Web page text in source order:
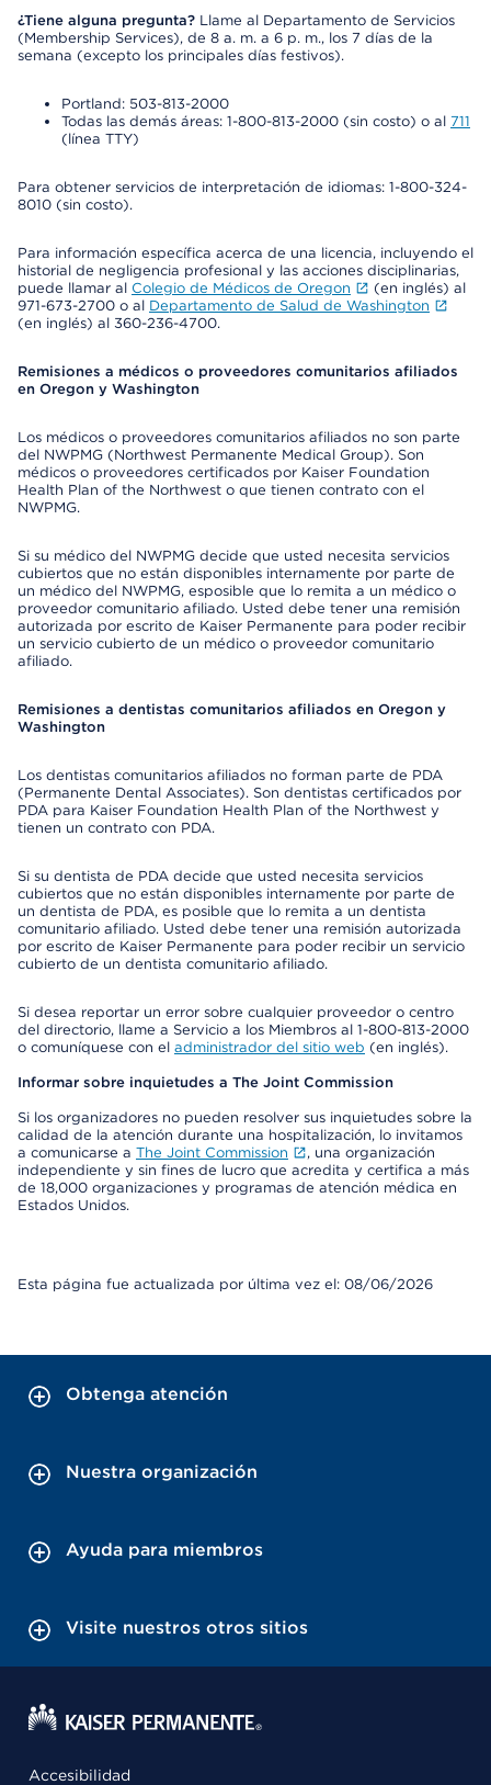
¿Tiene alguna pregunta? Llame al Departamento de Servicios
(Membership Services), de 8 a. m. a 6 p. m., los 7 días de la
semana (excepto los principales días festivos).
Portland: 503-813-2000
Todas las demás áreas: 1-800-813-2000 (sin costo) o al 711
(línea TTY)
Para obtener servicios de interpretación de idiomas: 1-800-324-
8010 (sin costo).
Para información específica acerca de una licencia, incluyendo el
historial de negligencia profesional y las acciones disciplinarias,
puede llamar al Colegio de Médicos de Oregon
(en inglés) al
971-673-2700 o al Departamento de Salud de Washington
(en inglés) al 360-236-4700.
Remisiones a médicos o proveedores comunitarios afiliados
en Oregon y Washington
Los médicos o proveedores comunitarios afiliados no son parte
del NWPMG (Northwest Permanente Medical Group). Son
médicos o proveedores certificados por Kaiser Foundation
Health Plan of the Northwest o que tienen contrato con el
NWPMG.
Si su médico del NWPMG decide que usted necesita servicios
cubiertos que no están disponibles internamente por parte de
un médico del NWPMG, esposible que lo remita a un médico o
proveedor comunitario afiliado. Usted debe tener una remisión
autorizada por escrito de Kaiser Permanente para poder recibir
un servicio cubierto de un médico o proveedor comunitario
afiliado.
Remisiones a dentistas comunitarios afiliados en Oregon y
Washington
Los dentistas comunitarios afiliados no forman parte de PDA
(Permanente Dental Associates). Son dentistas certificados por
PDA para Kaiser Foundation Health Plan of the Northwest y
tienen un contrato con PDA.
Si su dentista de PDA decide que usted necesita servicios
cubiertos que no están disponibles internamente por parte de
un dentista de PDA, es posible que lo remita a un dentista
comunitario afiliado. Usted debe tener una remisión autorizada
por escrito de Kaiser Permanente para poder recibir un servicio
cubierto de un dentista comunitario afiliado.
Si desea reportar un error sobre cualquier proveedor o centro
del directorio, llame a Servicio a los Miembros al 1-800-813-2000
o comuníquese con el administrador del sitio web (en inglés).
Informar sobre inquietudes a The Joint Commission
Si los organizadores no pueden resolver sus inquietudes sobre la
calidad de la atención durante una hospitalización, lo invitamos
a comunicarse a The Joint Commission
, una organización
independiente y sin fines de lucro que acredita y certifica a más
de 18,000 organizaciones y programas de atención médica en
Estados Unidos.
Esta página fue actualizada por última vez el: 08/06/2026
Obtenga atención
Nuestra organización
Ayuda para miembros
Visite nuestros otros sitios
Accesibilidad